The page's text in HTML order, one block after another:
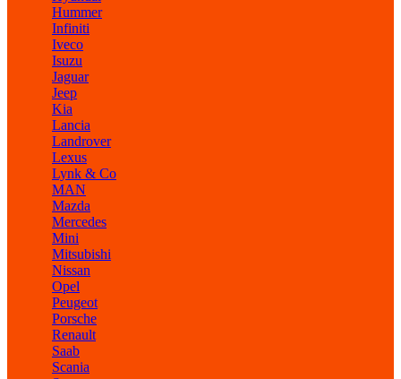
Hummer
Infiniti
Iveco
Isuzu
Jaguar
Jeep
Kia
Lancia
Landrover
Lexus
Lynk & Co
MAN
Mazda
Mercedes
Mini
Mitsubishi
Nissan
Opel
Peugeot
Porsche
Renault
Saab
Scania